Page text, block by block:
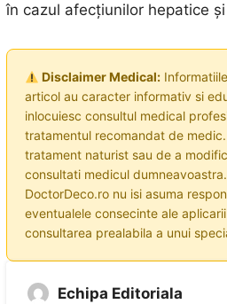
în cazul afecțiunilor hepatice
Disclaimer Medical:
articol au caracter informativ si
inlocuiesc consultul medical
tratamentul recomandat de
tratament naturist sau de a
consultati medicul
DoctorDeco.ro nu isi asuma
eventualele consecinte ale
consultarea prealabila a unui
Echipa Editoriala